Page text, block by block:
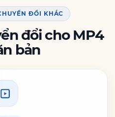
ĐỔI KHÁC
đổi cho MP4
bản